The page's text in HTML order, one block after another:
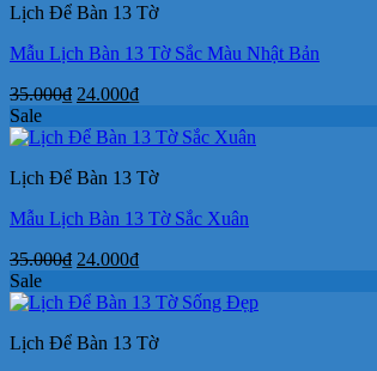
24.000₫.
Lịch Để Bàn 13 Tờ
Mẫu Lịch Bàn 13 Tờ Sắc Màu Nhật Bản
35.000₫ Giá
là:
24.000₫Giá
tại
24.000₫.
Sale
Lịch Để Bàn 13 Tờ
Mẫu Lịch Bàn 13 Tờ Sắc Xuân
35.000₫ Giá
là:
24.000₫Giá
tại
24.000₫.
Sale
Lịch Để Bàn 13 Tờ